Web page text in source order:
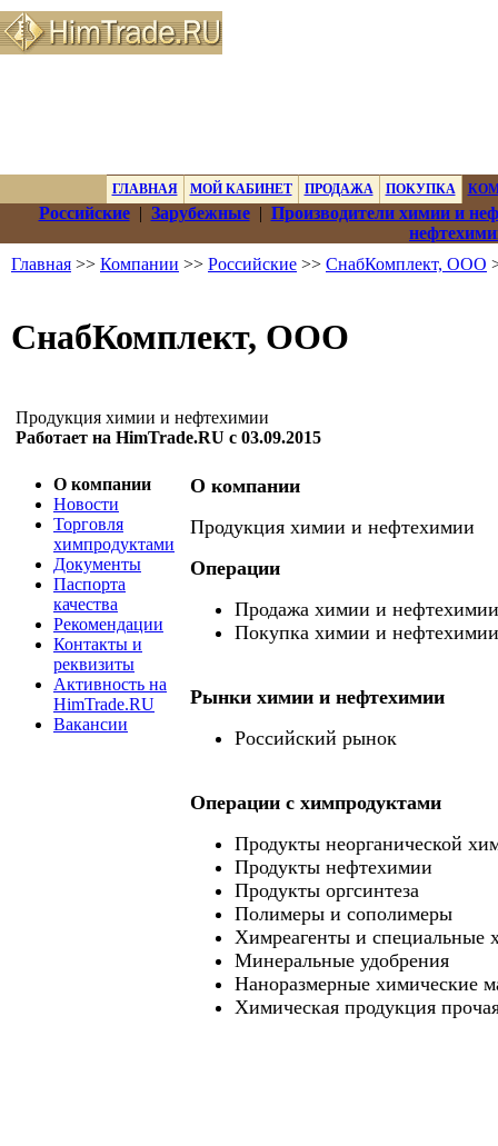
ГЛАВНАЯ МОЙ КАБИНЕТ ПРОДАЖА ПОКУПКА
Российские| Зарубежные| Производители химии и
Главная >> Компании >> Российские >> СнабКомплект, ООО
СнабКомплект, ООО
Продукция химии и нефтехимии
Работает на HimTrade.RU с 03.09.2015
О компании
Новости
Торговля
химпродуктами
Документы
Паспорта
качества
Рекомендации
Контакты и
реквизиты
Активность на
HimTrade.RU
Вакансии
О компании
Продукция химии и нефтехимии
Операции
Продажа химии и нефтехимии
Покупка химии и нефтехимии
Рынки химии и нефтехимии
Российский рынок
Операции c химпродуктами
Продукты неорганической
Продукты нефтехимии
Продукты оргсинтеза
Полимеры и сополимеры
Химреагенты и специальные
Минеральные удобрения
Наноразмерные химические
Химическая продукция